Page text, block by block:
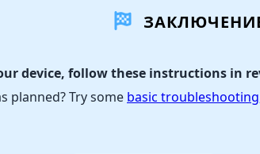
device, follow these instructions in
planned? Try some basic troubleshooting